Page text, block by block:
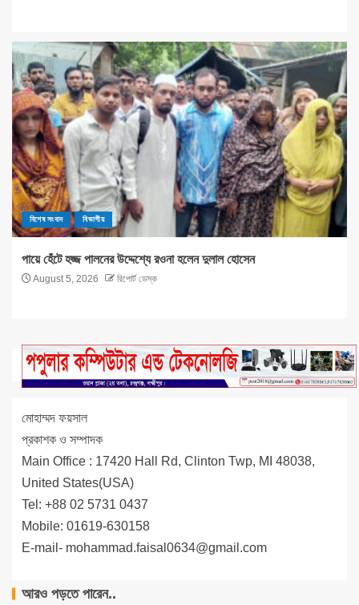
বিশেষ সংবাদ বিভাগীয়
পায়ে হেঁটে হজ্জ পালনের উদ্দেশ্যে রওনা হলেন দুলাল হোসেন
August 5, 2026 রিপোর্ট ডেস্ক
মোহাম্মদ ফয়সাল
প্রকাশক ও সম্পাদক
Main Office : 17420 Hall Rd, Clinton Twp, MI 48038,
United States(USA)
Tel: +88 02 5731 0437
Mobile: 01619-630158
E-mail- mohammad.faisal0634@gmail.com
আরও পড়তে পারেন..